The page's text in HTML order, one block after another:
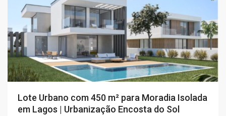
Lote Urbano com 450 m² para Moradia Isolada
em Lagos | Urbanização Encosta do Sol